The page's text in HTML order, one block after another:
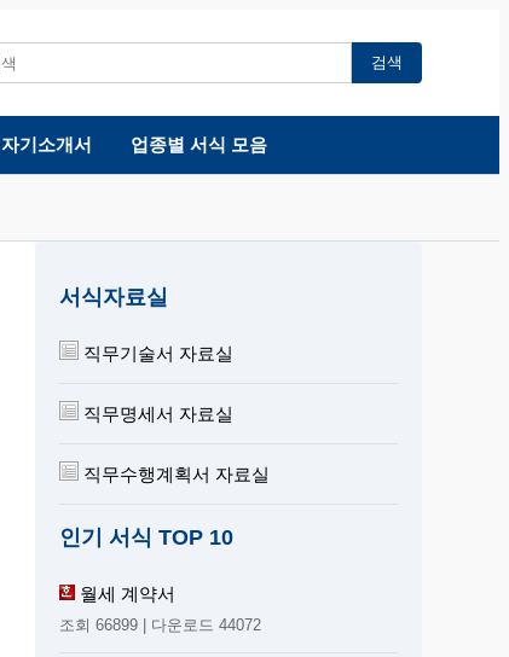
검색
기소개서 업종별 서식 모음
서식자료실
직무기술서 자료실
직무명세서 자료실
직무수행계획서 자료실
인기 서식 TOP 10
월세 계약서
조회 66899 | 다운로드 44072